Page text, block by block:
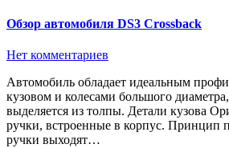
Обзор автомобиля DS3 Crossback
Нет комментариев
Автомобиль обладает идеальным профилем, коротким
кузовом и колесами большого
выделяется из толпы. Детали кузова
ручки, встроенные в корпус. Принцип
ручки выходят…